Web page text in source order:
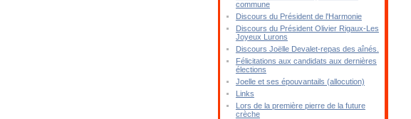
commune
Discours du Président de l'Harmonie
Discours du Président Olivier Rigaux-Les
Joyeux Lurons
Discours Joëlle Devalet-repas des aînés.
Félicitations aux candidats aux dernières
élections
Joelle et ses épouvantails (allocution)
Links
Lors de la première pierre de la future
crèche